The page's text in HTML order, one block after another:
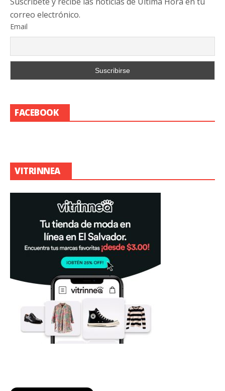
correo electrónico.
Email
FACEBOOK
VITRINNEA